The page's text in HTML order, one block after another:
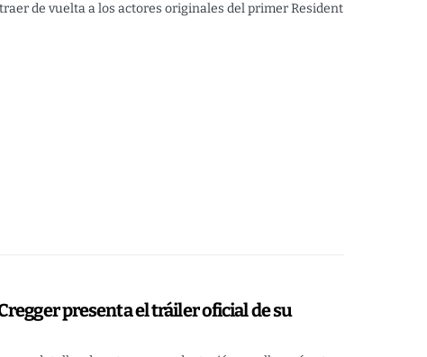
de vuelta a los actores originales del primer Resident
presenta el tráiler oficial de su